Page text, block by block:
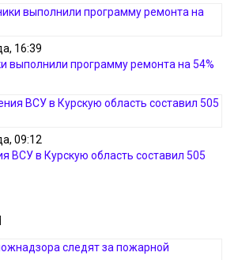
16:39
выполнили программу ремонта на 54%
09:12
ВСУ в Курскую область составил 505